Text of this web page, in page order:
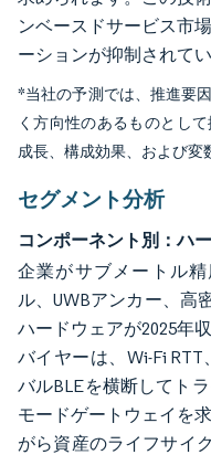
ンベースドサービス市
ーションが抑制されて
*当社の予測では、推進要
く方向性のあるものとし
成長、構成効果、および変
セグメント分析
コンポーネント別：ハ
企業がサブメートル
ル、UWBアンカー、高
ハードウェアが2025年
バイヤーは、Wi-Fi
バルBLEを横断してト
モードゲートウェイを
がら資産のライフサイ